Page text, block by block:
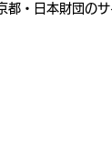
・日本財団のサ